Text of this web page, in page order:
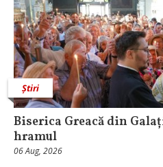
Știri
Biserica Greacă din
hramul
06 Aug, 2026